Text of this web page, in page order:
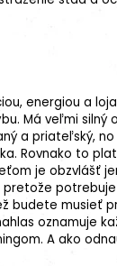
energiou a
Má veľmi
a priateľský,
Rovnako to
je obzvlášť
budete musieť
oznamuje
A ako